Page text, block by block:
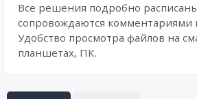
Все решения подробно
сопровождаются комментариями
Удобство просмотра файлов на
планшетах, ПК.